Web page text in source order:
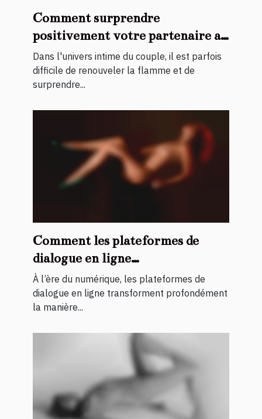
Comment surprendre
positivement votre partenaire au
lit ?
Dans l'univers intime du couple, il est parfois
difficile de renouveler la flamme et de
surprendre...
Comment les plateformes de
dialogue en ligne
révolutionnent-elles les
rencontres ?
À l’ère du numérique, les plateformes de
dialogue en ligne transforment profondément
la manière...